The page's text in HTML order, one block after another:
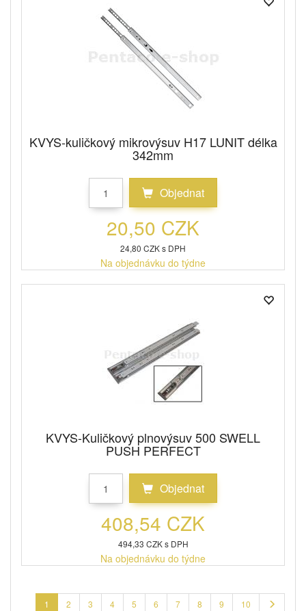
KVYS-kuličkový mikrovýsuv H17 LUNIT délka
342mm
Objednat
20,50 CZK
24,80 CZK s DPH
Na objednávku do týdne
KVYS-Kuličkový plnovýsuv 500 SWELL
PUSH PERFECT
Objednat
408,54 CZK
494,33 CZK s DPH
Na objednávku do týdne
1 2 3 4 5 6 7 8 9 10